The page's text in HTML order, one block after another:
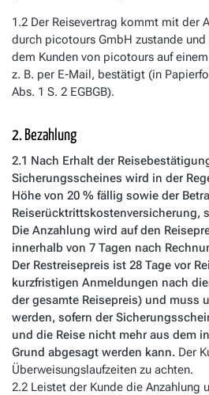
1.2 Der Reisevertrag kommt mit der
durch picotours GmbH zustande
dem Kunden von picotours auf
z. B. per E-Mail, bestätigt (in
Abs. 1 S. 2 EGBGB).
2. Bezahlung
2.1 Nach Erhalt der
Sicherungsscheines wird in der
Höhe von 20 % fällig sowie der
Reiserücktrittskostenversicherung,
Die Anzahlung wird auf den
innerhalb von 7 Tagen nach
Der Restreisepreis ist 28 Tage vor
kurzfristigen Anmeldungen nach
der gesamte Reisepreis) und muss
werden, sofern der
und die Reise nicht mehr aus dem
Grund abgesagt werden kann. Der
Überweisungslaufzeiten zu achten.
2.2 Leistet der Kunde die Anzahlung